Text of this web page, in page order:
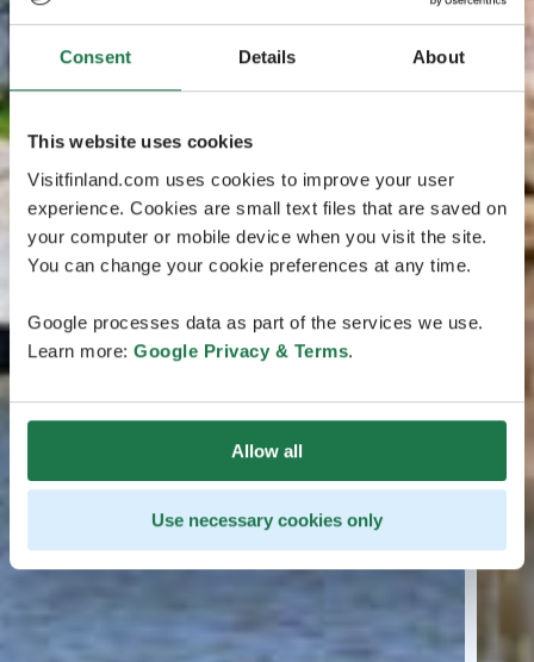
Consent Details About
This website uses cookies
Visitfinland.com uses cookies to improve your user
experience. Cookies are small text files that are saved on
your computer or mobile device when you visit the site.
You can change your cookie preferences at any time.
Google processes data as part of the services we use.
Learn more: Google Privacy & Terms.
Allow all
Use necessary cookies only